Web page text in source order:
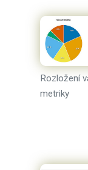
Rozložení
metriky